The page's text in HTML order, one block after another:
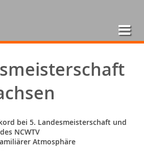
bei 5. Landesmeisterschaft und
NCWTV
Atmosphäre